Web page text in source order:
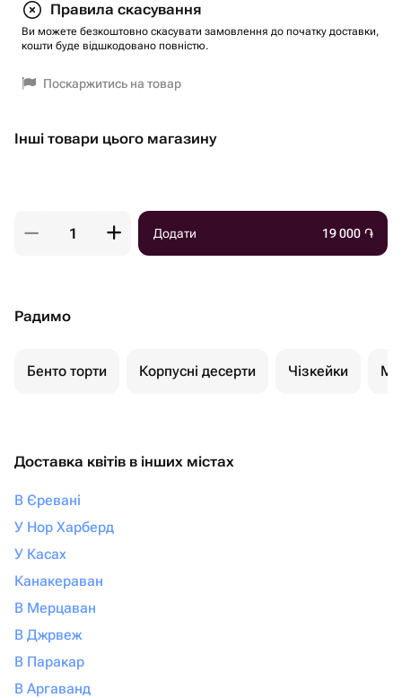
Правила скасування
Ви можете безкоштовно скасувати замовлення до початку доставки,
кошти буде відшкодовано повністю.
Поскаржитись на товар
Інші товари цього магазину
Додати 19 000 ֏
Радимо
Бенто торти Корпусні десерти Чізкейки
Доставка квітів в інших містах
В Єревані
У Нор Харберд
У Касах
Канакераван
В Мерцаван
В Джрвеж
В Паракар
В Аргаванд